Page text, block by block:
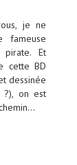
je ne
fameuse
pirate. Et
cette BD
dessinée
?), on est